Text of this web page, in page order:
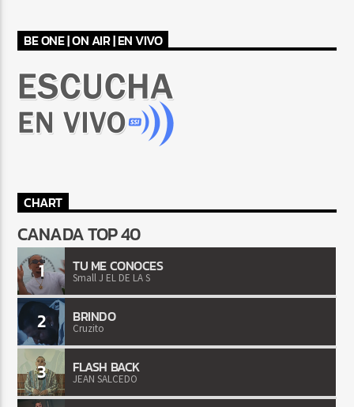
BE ONE | ON AIR | EN VIVO
CHART
CANADA TOP 40
1 TU ME CONOCES
Small J EL DE LA S
2 BRINDO
Cruzito
3 FLASH BACK
JEAN SALCEDO